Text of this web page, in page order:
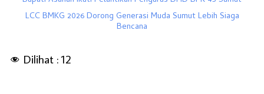
LCC BMKG 2026 Dorong Generasi Muda Sumut Lebih Siaga
Bencana
Dilihat : 12